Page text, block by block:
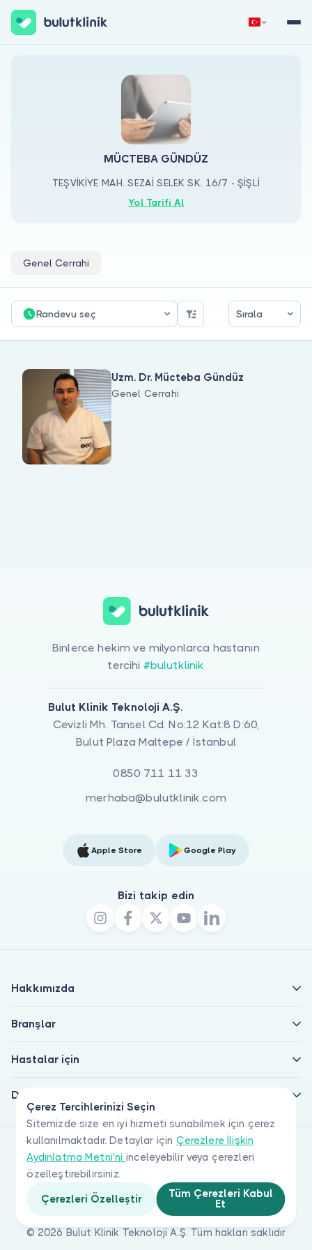
Doktorlar için
Doktor musunuz?
MÜCTEBA GÜNDÜZ
TEŞVİKİYE MAH. SEZAİ SELEK SK. 16/7 - ŞİŞLİ
Yol Tarifi Al
Genel Cerrahi
Randevu seç Sırala
Uzm. Dr. Mücteba Gündüz
Genel Cerrahi
Çerez Tercihlerinizi Seçin
Sitemizde size en iyi hizmeti sunabilmek için çerez
kullanılmaktadır. Detaylar için Çerezlere İlişkin
Aydınlatma Metni'ni inceleyebilir veya çerezleri
özelleştirebilirsiniz.
Çerezleri Özelleştir
Tüm Çerezleri Kabul
Et
Binlerce hekim ve milyonlarca hastanın
tercihi #bulutklinik
Bulut Klinik Teknoloji A.Ş.
Cevizli Mh. Tansel Cd. No:12 Kat:8 D:60,
Bulut Plaza Maltepe / İstanbul
0850 711 11 33
merhaba@bulutklinik.com
Apple Store Google Play
Bizi takip edin
Hakkımızda
Branşlar
Hastalar için
Doktorlar için
© 2026 Bulut Klinik Teknoloji A.Ş. Tüm hakları saklıdır